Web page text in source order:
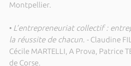
Montpellier.
• L’entrepreneuriat collectif :
la réussite de chacun. - Claudine
Cécile MARTELLI, A Prova, Patrice
de Corse.